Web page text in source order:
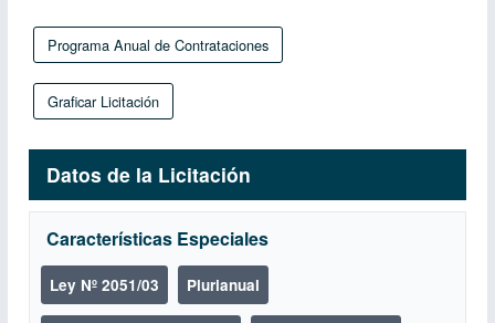
Programa Anual de Contrataciones
Graficar Licitación
Datos de la Licitación
Características Especiales
Ley Nº 2051/03 Plurianual